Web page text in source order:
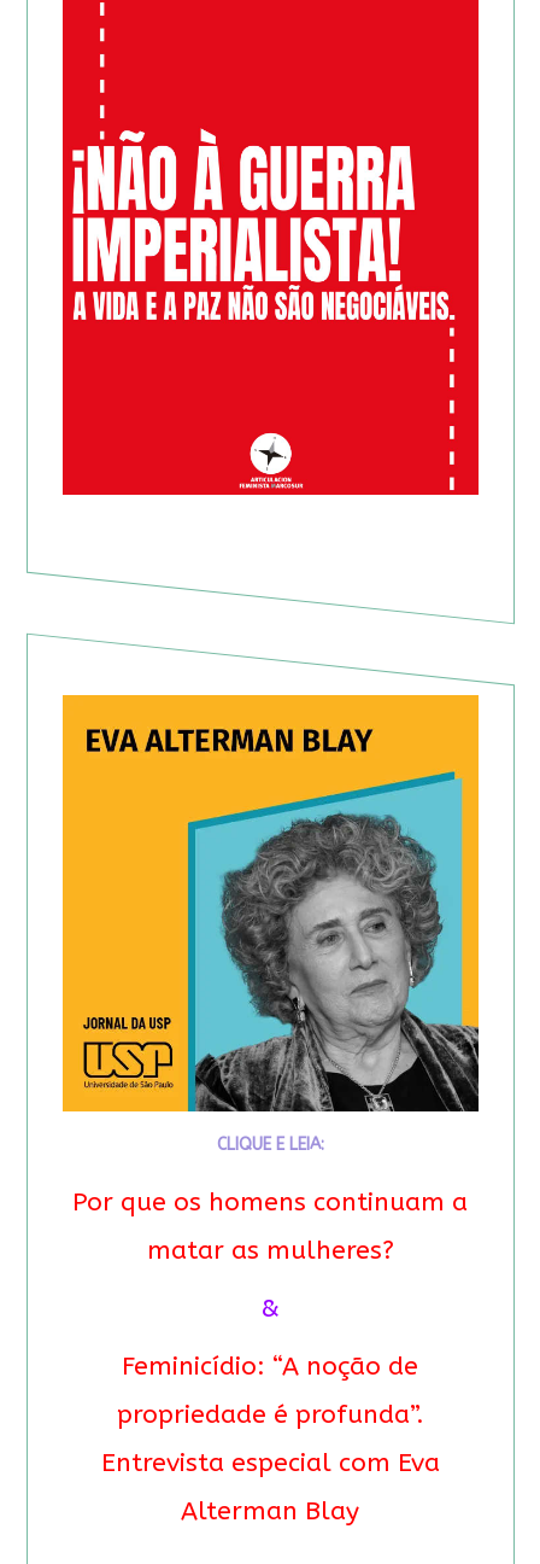
CLIQUE E LEIA:
Por que os homens continuam a
matar as mulheres?
&
Feminicídio: “A noção de
propriedade é profunda”.
Entrevista especial com Eva
Alterman Blay